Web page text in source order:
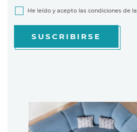
He leído y acepto las condiciones de la
SUSCRIBIRSE